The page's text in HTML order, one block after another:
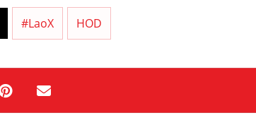
#LaoX HOD